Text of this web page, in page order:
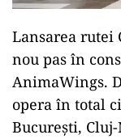
Lansarea rutei
nou pas în
AnimaWings.
opera în total
București,